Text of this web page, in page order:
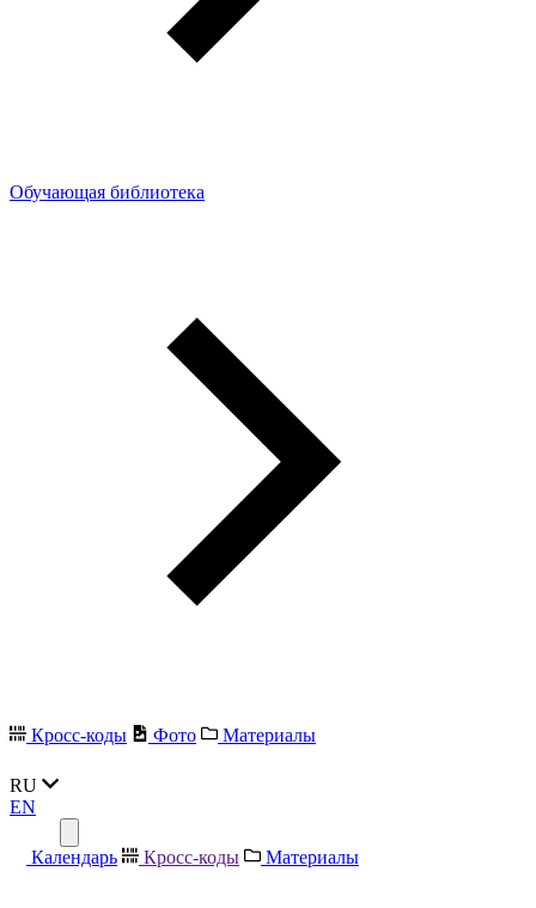
Обучающая библиотека
Кросс-коды Фото Материалы
RU
EN
Календарь Кросс-коды Материалы